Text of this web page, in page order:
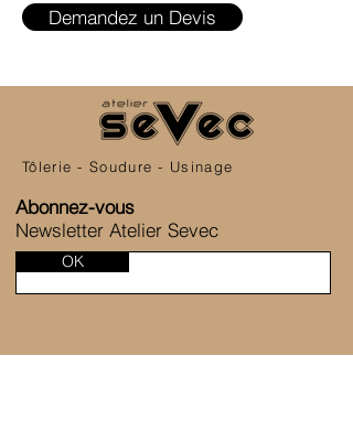
Demandez un Devis
Tôlerie - Soudure - Usinage
Abonnez-vous
Newsletter Atelier Sevec
OK